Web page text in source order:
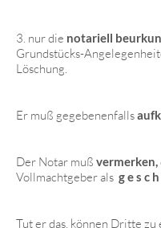
3. nur die notariell
Grundstücks-
Löschung.
Er muß gegebenenfalls
Der Notar muß vermerken,
Vollmachtgeber als g e s c
Tut er das, können Dritte